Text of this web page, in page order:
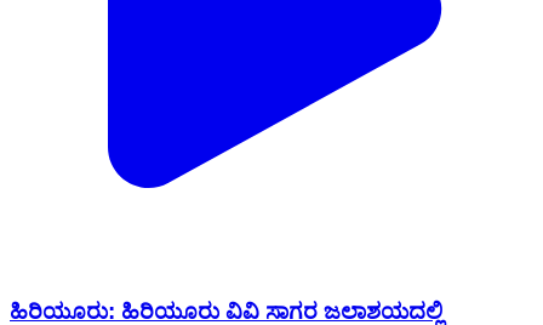
ಹಿರಿಯೂರು: ಹಿರಿಯೂರು ವಿವಿ ಸಾಗರ ಜಲಾಶಯದಲ್ಲಿ